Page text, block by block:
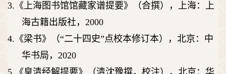
3. 《上海图书馆馆藏家谱提要》（合撰），上海：上
海古籍出版社， 2000
4. 《梁书》（“二十四史”点校本修订本），北京：中
华书局， 2020